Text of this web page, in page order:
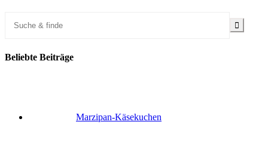
Beliebte Beiträge
Marzipan-Käsekuchen